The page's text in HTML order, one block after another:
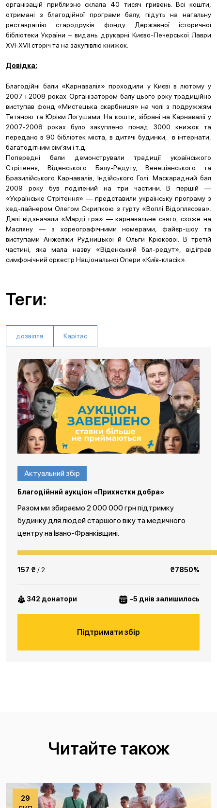
організацій приблизно склала 40 тисяч гривень. Всі кошти,
отримані з благодійної програми балу, підуть на нагальну
реставрацію стародруків фонду Державної історичної
бібліотеки України – видань друкарні Києво-Печерської Лаври
XVI-XVII сторіч та на закупівлю книжок.
Довідка:
Благодійні бали «Карнавалія» проходили у Києві в лютому у
2007 і 2008 роках. Організатором балу цього року традиційно
виступав фонд «Мистецька скарбниця» на чолі з подружжям
Тетяною та Юрієм Логушами. На кошти, зібрані на Карнавалії у
2007-2008 роках було закуплено понад 3000 книжок та
передано в 90 бібліотек міста, в дитячі будинки, в інтернати,
багатодітним сім’ям і т.д.
Попередні бали демонстрували традиції українського
Стрітення, Віденського Балу-Редуту, Венеціанського та
Бразилійського Карнавалів, Індійського Голі. Маскарадний бал
2009 року був поділений на три частини. В першій —
«Українське Стрітення» — представили українську програму з
хед-лайнером Олегом Скрипкою з гурту «Воплі Відоплясова».
Далі відзначали «Марді гра» — карнавальне свято, схоже на
Масляну — з хореографічними номерами, файєр-шоу та
виступами Анжеліки Рудницької й Ольги Крюкової. В третій
частині, яка мала назву «Віденський бал-редут», відіграв
симфонічний оркестр Національної Опери «Київ-класік».
Теги:
дозвілля Карітас
Актуальний збір
Благодійний аукціон «Прихистки добра»
Разом ми збираємо 2 000 000 грн підтримку
будинку для людей старшого віку та медичного
центру на Івано-Франківщині.
157 ₴ / 2 ₴7850%
342 донатори -5 днів залишилось
Підтримати збір
Читайте також
29